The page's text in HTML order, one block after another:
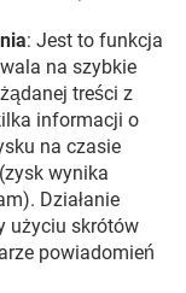
: Jest to funkcja
na szybkie
treści z
informacji o
na czasie
wynika
Działanie
użyciu skrótów
powiadomień